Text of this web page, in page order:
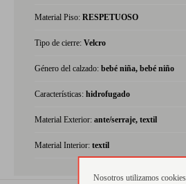
Material Piso: RESPETUOSO
Tipo de cierre: Velcro
Género del calzado: bebé niña, bebé niño
Características: hidrofugado
Material Exterior: ante/serraje, textil
Material Interior: textil
Nosotros utilizamos